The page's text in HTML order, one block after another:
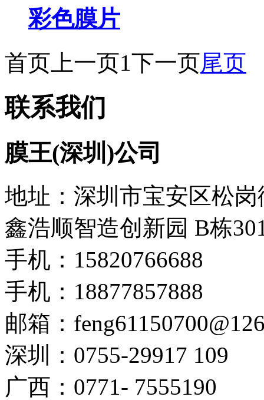
彩色膜片
首页 上一页1下一页尾页
联系我们
膜王(深圳)公司
地址：深圳市宝安区松
鑫浩顺智造创新园 B栋
手机：15820766688
手机：18877857888
邮箱：
深圳：0755-29917 109
广西：0771- 7555190